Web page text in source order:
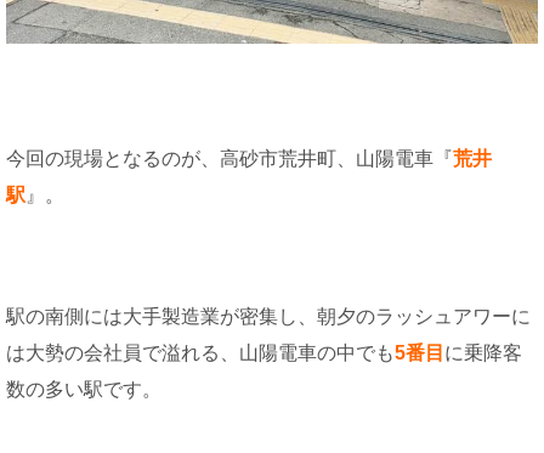
今回の現場となるのが、高砂市荒井町、山陽電車『荒井
駅 』。
駅の南側には大手製造業が密集し、朝夕のラッシュアワーに
は大勢の会社員で溢れる、山陽電車の中でも5番目 に乗降客
数の多い駅です。